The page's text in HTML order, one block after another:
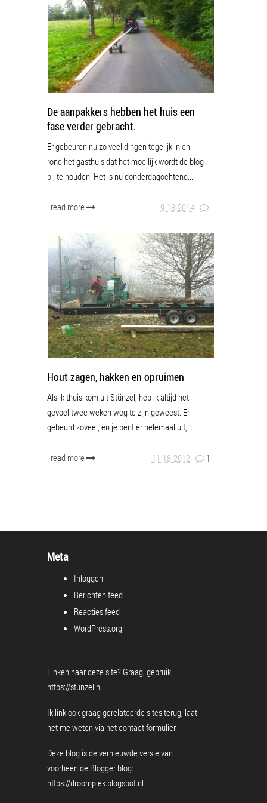
De aanpakkers hebben het huis een
fase verder gebracht.
Er gebeuren nu zo veel dingen tegelijk in en
rond het gasthuis dat het moeilijk wordt de blog
bij te houden. Het is nu donderdagochtend...
read more 9-18-2014 |
Hout zagen, hakken en opruimen
Als ik thuis kom uit Stünzel, heb ik altijd het
gevoel twee weken weg te zijn geweest. Er
gebeurd zoveel, en je bent er helemaal uit,...
read more 11-18-2012 | 1
Meta
Inloggen
Berichten feed
Reacties feed
WordPress.org
Linken naar deze site? Graag, gebruik:
https://stunzel.nl
Ik link ook graag gerelateerde sites terug, laat
het me weten via hetcontact formulier.
Deze blog is de vernieuwde versie van
voorheen de Blogger blog:
https://droomplek.blogspot.nl